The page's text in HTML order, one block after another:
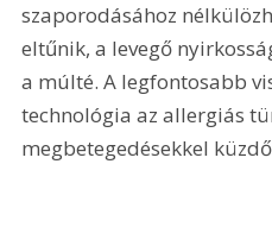
szaporodásához
eltűnik, a levegő
a múlté. A legfontosabb
technológia az allergiás
megbetegedésekkel